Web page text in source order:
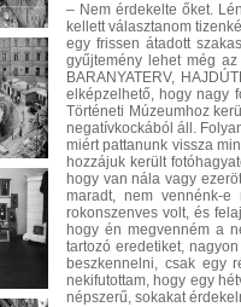
– Nem érdekelte őket.
kellett választanom
egy frissen átadott
gyűjtemény lehet még
BARANYATERV,
elképzelhető, hogy nagy
Történeti Múzeumhoz
negatívkockából áll.
miért pattanunk vissza
hozzájuk került
hogy van nála vagy
maradt, nem vennénk-e
rokonszenves volt, és
hogy én megvenném a
tartozó eredetiket,
beszkennelni, csak egy
nekifutottam, hogy egy
népszerű, sokakat